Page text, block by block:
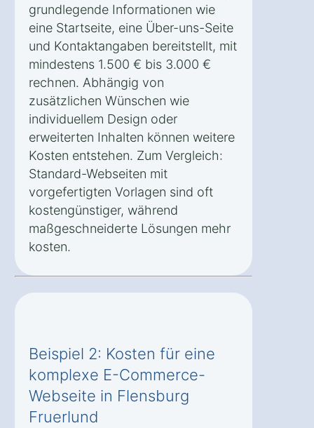
grundlegende Informationen wie
eine Startseite, eine Über-uns-Seite
und Kontaktangaben bereitstellt, mit
mindestens 1.500 € bis 3.000 €
rechnen. Abhängig von
zusätzlichen Wünschen wie
individuellem Design oder
erweiterten Inhalten können weitere
Kosten entstehen. Zum Vergleich:
Standard-Webseiten mit
vorgefertigten Vorlagen sind oft
kostengünstiger, während
maßgeschneiderte Lösungen mehr
kosten.
Beispiel 2: Kosten für eine
komplexe E-Commerce-
Webseite in Flensburg
Fruerlund